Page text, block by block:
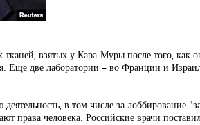
взятых у Кара-Муры после того, как
Еще две лаборатории – во Франции и
в том числе за лоббирование
человека. Российские врачи